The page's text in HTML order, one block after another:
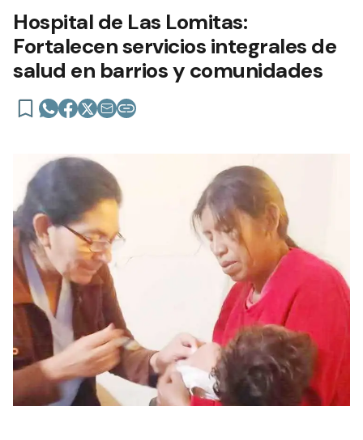
Hospital de Las Lomitas:
Fortalecen servicios integrales de
salud en barrios y comunidades